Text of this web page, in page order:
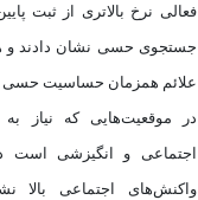
فعالی نرخ بالاتری از ثبت
جستجوی حسی نشان دادند و
علائم همزمان حساسیت حسی
در موقعیت‌هایی که نیاز
اجتماعی و انگیزشی است
واکنش‌های اجتماعی بالا